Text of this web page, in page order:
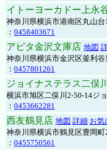
イトーヨーカドー上永
神奈川県横浜市港南区丸山
： 0458403671
アピタ金沢文庫店 地図
神奈川県横浜市金沢区釜利
： 0457801261
ジョイナステラス二俣
横浜市旭区二俣川2-50-14ジ
： 0453662281
西友鶴見店 地図 詳細 お気
神奈川県横浜市鶴見区豊岡
： 0455750561